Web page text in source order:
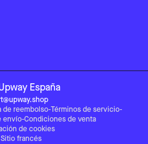
España
de reembolso-Términos de servicio-
envío-Condiciones de venta
de cookies
Sitio francés